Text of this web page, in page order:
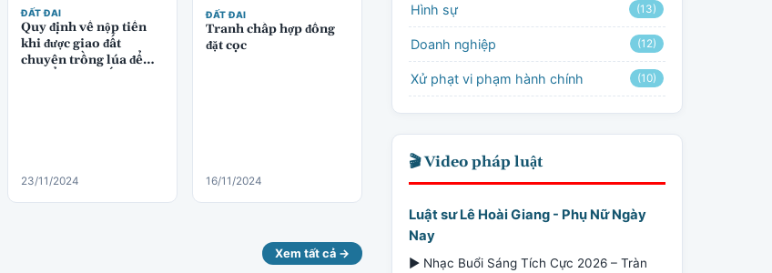
ĐẤT ĐAI
Quy định về nộp tiền
khi được giao đất
chuyên trồng lúa để
23/11/2024
ĐẤT ĐAI
Tranh chấp hợp đồng
đặt cọc
16/11/2024
Xem tất cả →
Hình sự (13)
Doanh nghiệp (12)
Xử phạt vi phạm hành chính (10)
🎬 Video pháp luật
Luật sư Lê Hoài Giang - Phụ Nữ Ngày
Nay
▶ Nhạc Buổi Sáng Tích Cực 2026 – Tràn